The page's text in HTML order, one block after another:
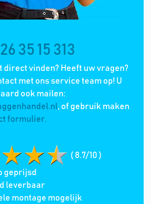
35 15 313
direct vinden? Heeft uw vragen?
met ons service team op! U
ook mailen:
, of gebruik maken
formulier.
( 8.7/10 )
geprijsd
leverbaar
montage mogelijk